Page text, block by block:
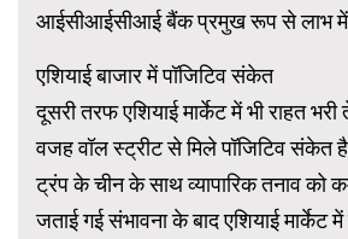
आईसीआईसीआई बैंक प्रमुख रूप से लाभ में
एशियाई बाजार में पॉजिटिव संकेत
दूसरी तरफ एशियाई मार्केट में भी राहत
वजह वॉल स्ट्रीट से मिले पॉजिटिव संकेत
ट्रंप के चीन के साथ व्यापारिक तनाव
जताई गई संभावना के बाद एशियाई मार्केट